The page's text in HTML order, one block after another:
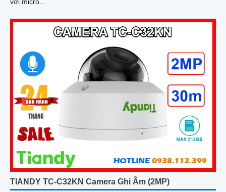
TIANDY TC-C32KN Camera Ghi Âm (2MP)